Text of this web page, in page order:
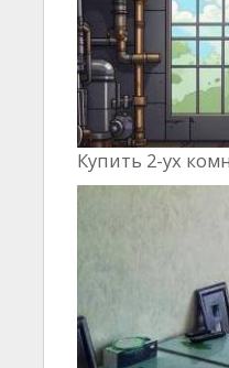
Купить 2-ух